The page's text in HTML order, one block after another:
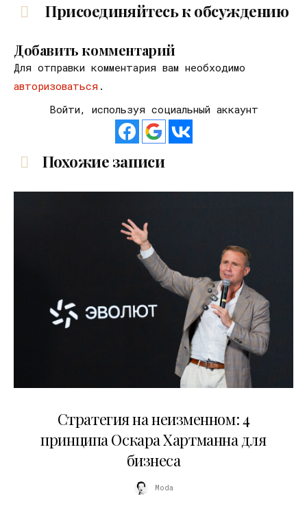
Присоединяйтесь к обсуждению
Добавить комментарий
Для отправки комментария вам необходимо
авторизоваться .
Войти, используя социальный аккаунт
Похожие записи
Стратегия на неизменном: 4
принципа Оскара Хартманна для
бизнеса
Moda